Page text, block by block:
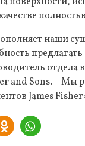
наши
and Sons. –
James